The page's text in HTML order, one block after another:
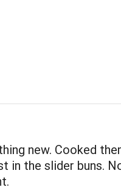
new. Cooked
in the slider buns.